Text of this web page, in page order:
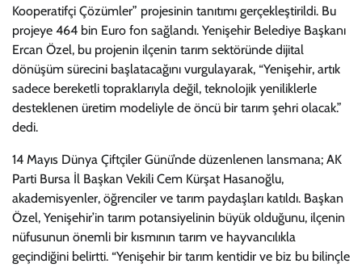
Kooperatifçi Çözümler” projesinin tanıtımı gerçekleştirildi. Bu
projeye 464 bin Euro fon sağlandı. Yenişehir Belediye Başkanı
Ercan Özel, bu projenin ilçenin tarım sektöründe dijital
dönüşüm sürecini başlatacağını vurgulayarak, “Yenişehir, artık
sadece bereketli topraklarıyla değil, teknolojik yeniliklerle
desteklenen üretim modeliyle de öncü bir tarım şehri olacak.”
dedi.
14 Mayıs Dünya Çiftçiler Günü’nde düzenlenen lansmana; AK
Parti Bursa İl Başkan Vekili Cem Kürşat Hasanoğlu,
akademisyenler, öğrenciler ve tarım paydaşları katıldı. Başkan
Özel, Yenişehir’in tarım potansiyelinin büyük olduğunu, ilçenin
nüfusunun önemli bir kısmının tarım ve hayvancılıkla
geçindiğini belirtti. “Yenişehir bir tarım kentidir ve biz bu bilinçle